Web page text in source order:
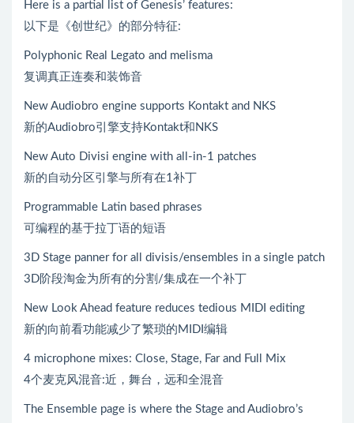
Here is a partial list of Genesis’ features:
以下是《创世纪》的部分特征:
Polyphonic Real Legato and melisma
复调真正连奏和装饰音
New Audiobro engine supports Kontakt and NKS
新的Audiobro引擎支持Kontakt和NKS
New Auto Divisi engine with all-in-1 patches
新的自动分区引擎与所有在1补丁
Programmable Latin based phrases
可编程的基于拉丁语的短语
3D Stage panner for all divisis/ensembles in a single patch
3D阶段淘金为所有的分割/集成在一个补丁
New Look Ahead feature reduces tedious MIDI editing
新的向前看功能减少了繁琐的MIDI编辑
4 microphone mixes: Close, Stage, Far and Full Mix
4个麦克风混音:近，舞台，远和全混音
The Ensemble page is where the Stage and Audiobro’s